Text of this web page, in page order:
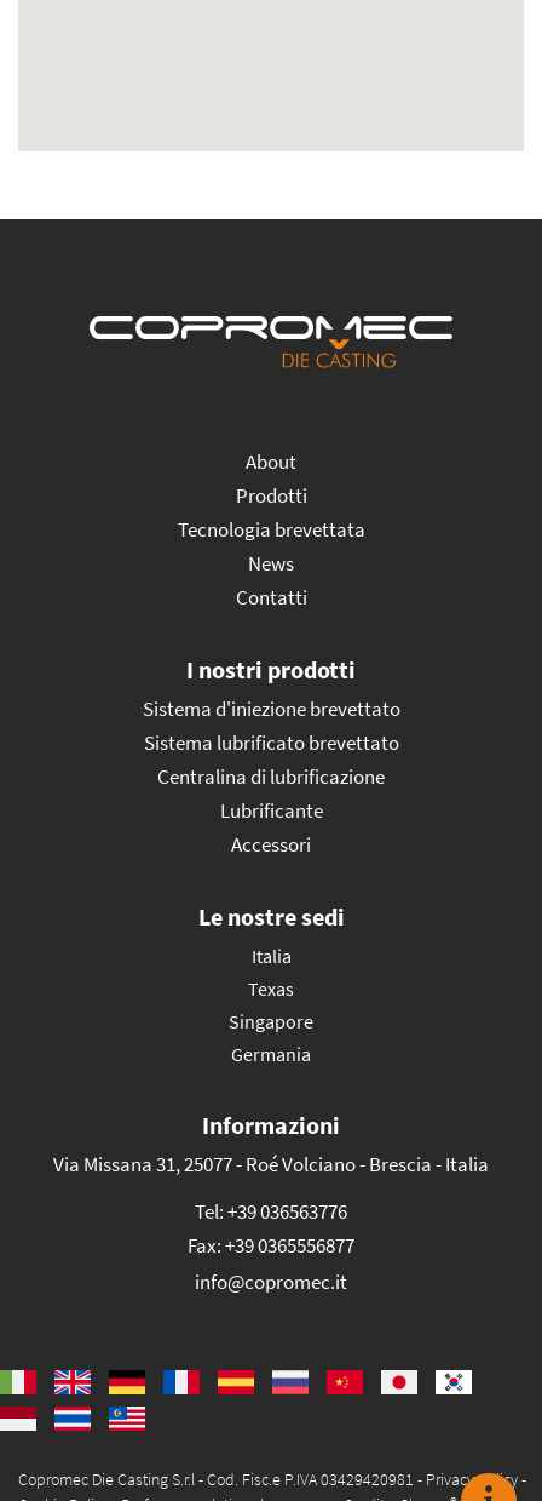
About
Prodotti
Tecnologia brevettata
News
Contatti
I nostri prodotti
Sistema d'iniezione brevettato
Sistema lubrificato brevettato
Centralina di lubrificazione
Lubrificante
Accessori
Le nostre sedi
Italia
Texas
Singapore
Germania
Informazioni
Via Missana 31, 25077 - Roé Volciano - Brescia - Italia
Tel:+39 036563776
Fax:+39 0365556877
info@copromec.it
Copromec Die Casting S.r.l - Cod. Fisc.e P.IVA 03429420981 - Privacy Policy-